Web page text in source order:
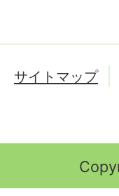
サイトマップ